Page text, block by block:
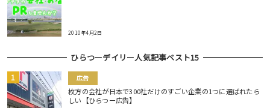
2010年4月2日
ひらつーデイリー人気記事ベスト15
広告
枚方の会社が日本で300社だけのすごい企業の1つに選ばれたら
しい【ひらつー広告】